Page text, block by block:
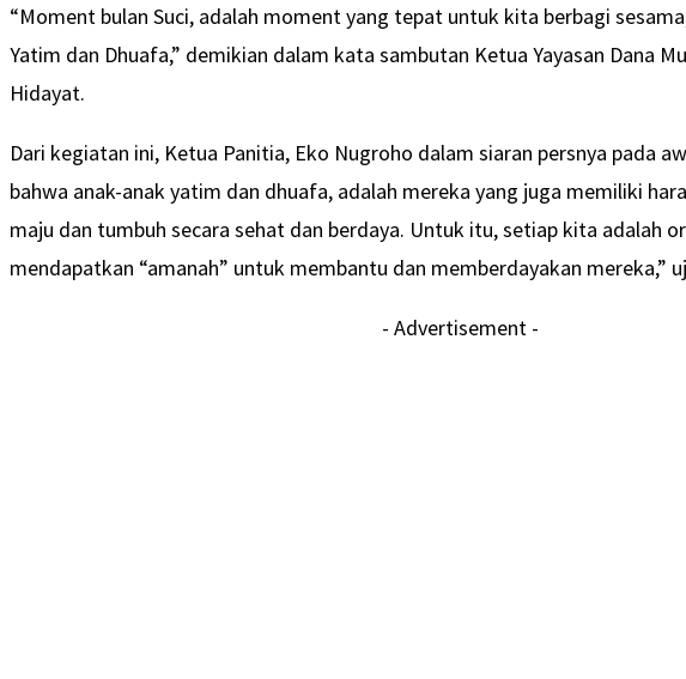
“Moment bulan Suci, adalah moment yang tepat untuk kita berbagi
Yatim dan Dhuafa,” demikian dalam kata sambutan Ketua Yayasan Dana
Hidayat.
Dari kegiatan ini, Ketua Panitia, Eko Nugroho dalam siaran persnya pada
bahwa anak-anak yatim dan dhuafa, adalah mereka yang juga memiliki
maju dan tumbuh secara sehat dan berdaya. Untuk itu, setiap kita adalah
mendapatkan “amanah” untuk membantu dan memberdayakan mereka,”
- Advertisement -